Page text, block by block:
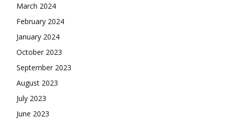
March 2024
February 2024
January 2024
October 2023
September 2023
August 2023
July 2023
June 2023